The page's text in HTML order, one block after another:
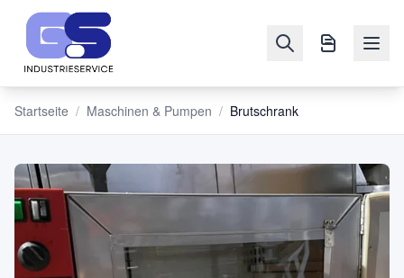
NAVIGATION
Maschinen
&
Startseite / Maschinen & Pumpen / Brutschrank